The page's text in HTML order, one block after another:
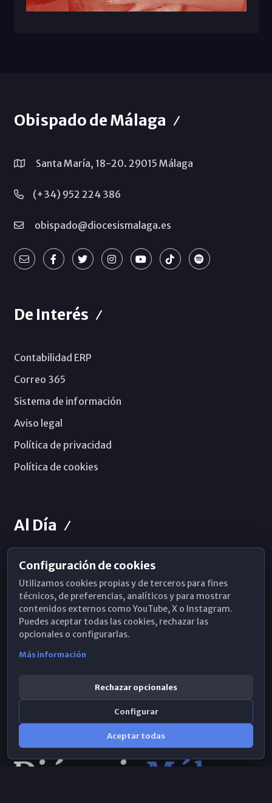
Obispado de Málaga
Santa María, 18-20. 29015 Málaga
(+34) 952 224 386
obispado@diocesismalaga.es
De Interés
Contabilidad ERP
Correo 365
Sistema de información
Aviso legal
Política de privacidad
Política de cookies
Al Día
Horarios de Misa
Hemeroteca
WhatsApp
Configuración de cookies
Utilizamos cookies propias y de terceros para fines
técnicos, de preferencias, analíticos y para mostrar
contenidos externos como YouTube, X o Instagram.
Puedes aceptar todas las cookies, rechazar las
opcionales o configurarlas.
Más información
Rechazar opcionales
Configurar
Aceptar todas